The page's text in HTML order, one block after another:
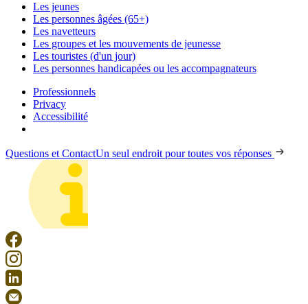
Les jeunes
Les personnes âgées (65+)
Les navetteurs
Les groupes et les mouvements de jeunesse
Les touristes (d'un jour)
Les personnes handicapées ou les accompagnateurs
Professionnels
Privacy
Accessibilité
Questions et ContactUn seul endroit pour toutes vos réponses